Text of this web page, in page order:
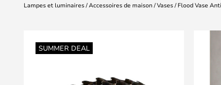
Lampes et luminaires Accessoires de maison Vases Flood Vase
SUMMER DEAL